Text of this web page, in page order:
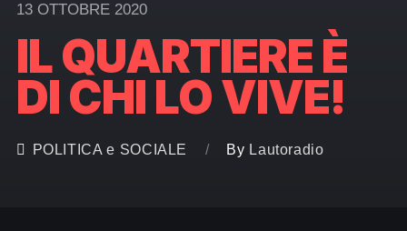
13 OTTOBRE 2020
IL QUARTIERE È
DI CHI LO VIVE!
POLITICA e SOCIALE By Lautoradio